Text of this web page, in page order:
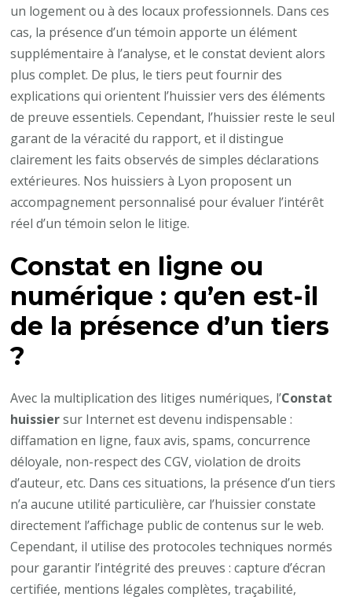
un logement ou à des locaux professionnels. Dans ces
cas, la présence d’un témoin apporte un élément
supplémentaire à l’analyse, et le constat devient alors
plus complet. De plus, le tiers peut fournir des
explications qui orientent l’huissier vers des éléments
de preuve essentiels. Cependant, l’huissier reste le seul
garant de la véracité du rapport, et il distingue
clairement les faits observés de simples déclarations
extérieures. Nos huissiers à Lyon proposent un
accompagnement personnalisé pour évaluer l’intérêt
réel d’un témoin selon le litige.
Constat en ligne ou
numérique : qu’en est-il
de la présence d’un tiers
?
Avec la multiplication des litiges numériques, l’Constat
huissiersur Internet est devenu indispensable :
diffamation en ligne, faux avis, spams, concurrence
déloyale, non-respect des CGV, violation de droits
d’auteur, etc. Dans ces situations, la présence d’un tiers
n’a aucune utilité particulière, car l’huissier constate
directement l’affichage public de contenus sur le web.
Cependant, il utilise des protocoles techniques normés
pour garantir l’intégrité des preuves : capture d’écran
certifiée, mentions légales complètes, traçabilité,